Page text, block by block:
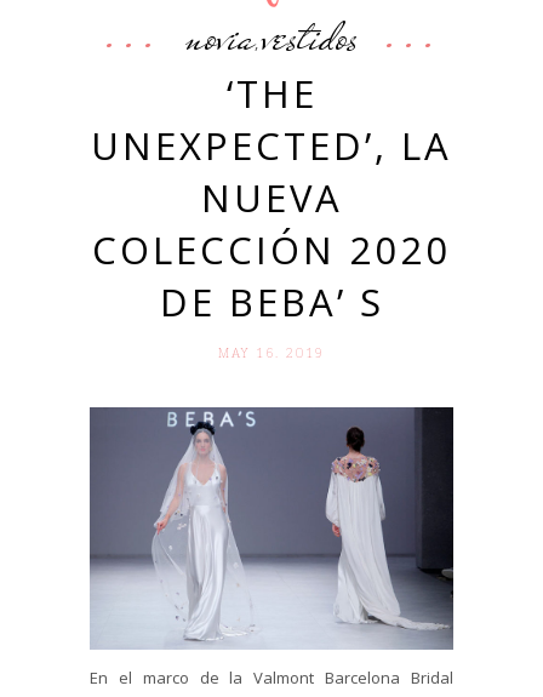
novia,vestidos
‘THE
UNEXPECTED’, LA
NUEVA
COLECCIÓN 2020
DE BEBA’ S
MAY 16. 2019
En el marco de la Valmont Barcelona Bridal